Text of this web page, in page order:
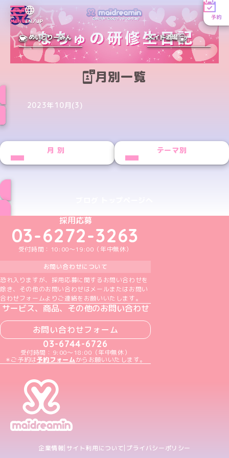
MENUEN／JP
予約
めいどりーみん メイド酒場
月別一覧
2023年10月(3)
月別 テーマ別
めいどりーみんTikTok公式アカウント
めいどりーみんX公式アカウント
めいどりーみんInstagram公式アカウント
めいどりーみんFacebook公式アカウン
めいどりーみんYouTube公式アカ
採用応募
03-6272-3263
受付時間：10:00～19:00（年中無休）
お問い合わせについて
恐れ入りますが、採用応募に関するお問い合わせを
除き、その他のお問い合わせはメールまたはお問い
合わせフォームよりご連絡をお願いいたします。
サービス、商品、その他のお問い合わせ
お問い合わせフォーム
03-6744-6726
受付時間：9:00～18:00（年中無休）
＊ご予約は予約フォームからお願いいたします。
企業情報 サイト利用について プライバシーポリシー